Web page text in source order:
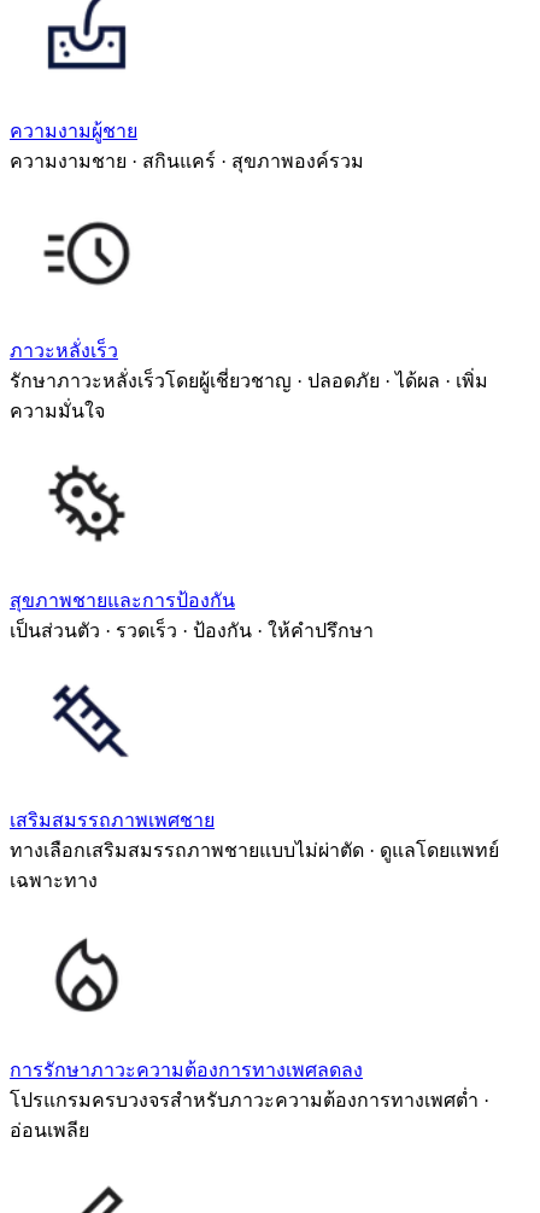
ความงามผู้ชาย
ความงามชาย · สกินแคร์ · สุขภาพองค์รวม
ภาวะหลั่งเร็ว
รักษาภาวะหลั่งเร็วโดยผู้เชี่ยวชาญ · ปลอดภัย · ได้ผล · เพิ่ม
ความมั่นใจ
สุขภาพชายและการป้องกัน
เป็นส่วนตัว · รวดเร็ว · ป้องกัน · ให้คำปรึกษา
เสริมสมรรถภาพเพศชาย
ทางเลือกเสริมสมรรถภาพชายแบบไม่ผ่าตัด · ดูแลโดยแพทย์
เฉพาะทาง
การรักษาภาวะความต้องการทางเพศลดลง
โปรแกรมครบวงจรสำหรับภาวะความต้องการทางเพศต่ำ ·
อ่อนเพลีย